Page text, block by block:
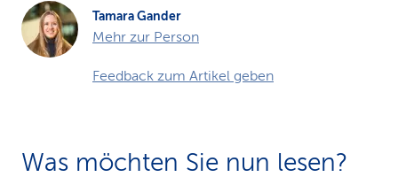
Tamara Gander
Mehr zur Person
Feedback zum Artikel geben
Was möchten Sie nun lesen?